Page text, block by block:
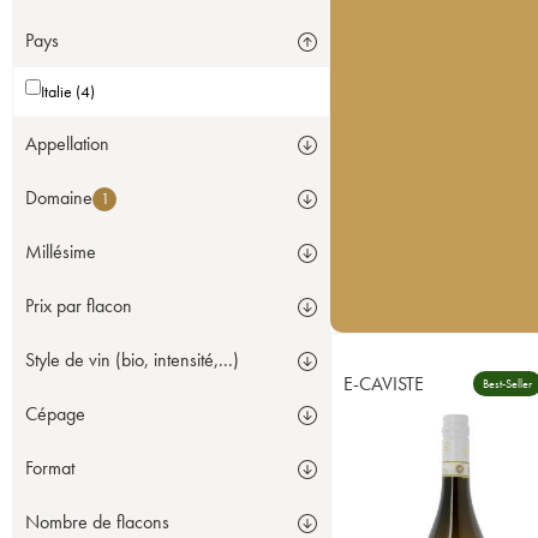
Pays
Italie (4)
Appellation
Domaine 1
Millésime
Prix par flacon
Style de vin (bio, intensité,...)
Cépage
Format
Nombre de flacons
E-CAVISTE
Best-Seller